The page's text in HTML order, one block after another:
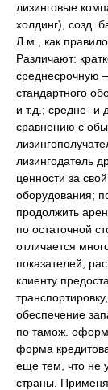
лизинговые
холдинг), созд.
Л.м., как
Различают:
среднесрочную
стандартного
и т.д.; средне- и
сравнению с
лизингодатель
ценности за
оборудования;
продолжить
по остаточной
отличается
показателей,
клиенту
обеспечение
по тамож.
форма
еще тем, что не
страны.